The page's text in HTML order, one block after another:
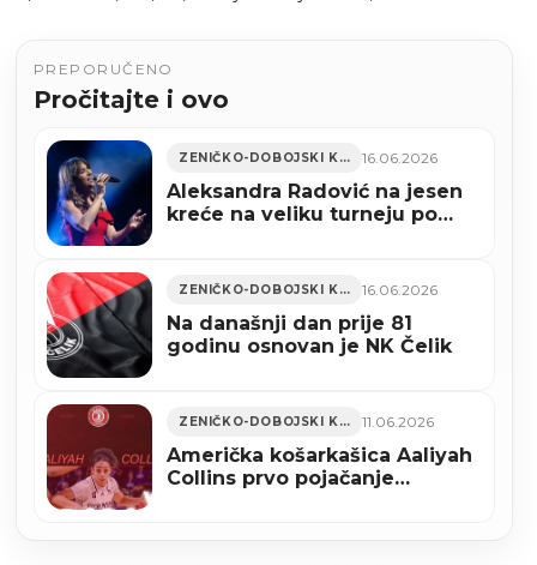
PREPORUČENO
Pročitajte i ovo
ZENIČKO-DOBOJSKI KANTON 16.06.2026
Aleksandra Radović na jesen
kreće na veliku turneju po
Tuzli
ZENIČKO-DOBOJSKI KANTON 16.06.2026
Na današnji dan prije 81
godinu osnovan je NK Čelik
ZENIČKO-DOBOJSKI KANTON 11.06.2026
Američka košarkašica Aaliyah
Collins prvo pojačanje